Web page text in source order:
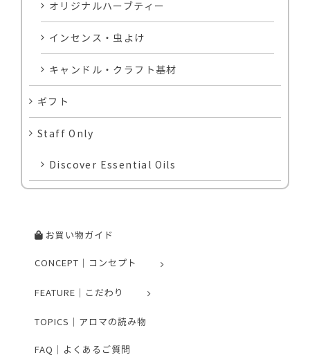
オリジナルハーブティー
インセンス・虫よけ
キャンドル・クラフト基材
ギフト
Staff Only
Discover Essential Oils
お買い物ガイド
CONCEPT｜コンセプト
FEATURE｜こだわり
TOPICS｜アロマの読み物
FAQ｜よくあるご質問